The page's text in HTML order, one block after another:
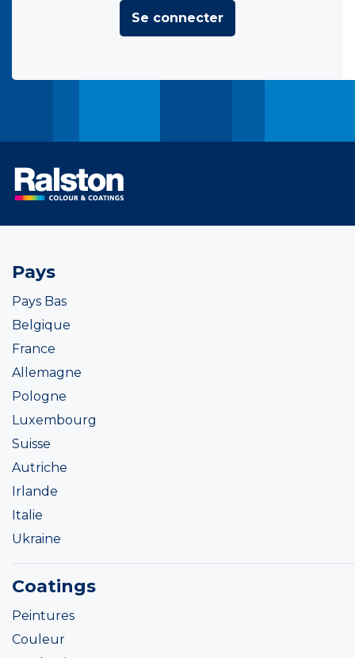
Se connecter
Pays
Pays Bas
Belgique
France
Allemagne
Pologne
Luxembourg
Suisse
Autriche
Irlande
Italie
Ukraine
Coatings
Peintures
Couleur